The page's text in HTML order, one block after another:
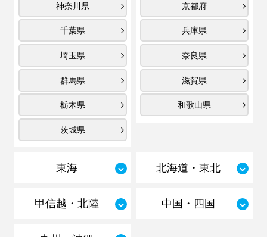
神奈川県
千葉県
埼玉県
群馬県
栃木県
茨城県
京都府
兵庫県
奈良県
滋賀県
和歌山県
東海 北海道・東北
甲信越・北陸 中国・四国